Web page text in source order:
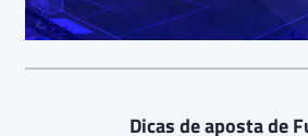
Dicas de aposta de